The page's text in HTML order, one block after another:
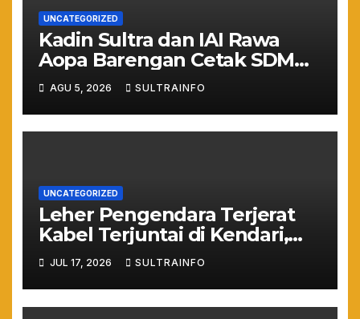
UNCATEGORIZED
Kadin Sultra dan IAI Rawa
Aopa Barengan Cetak SDM
Siap Kerja dan Wirausaha
Muda
AGU 5, 2026 SULTRAINFO
UNCATEGORIZED
Leher Pengendara Terjerat
Kabel Terjuntai di Kendari,
Nyawa Warga Nyaris
Melayang Akibat Kelalaian
Provider
JUL 17, 2026 SULTRAINFO